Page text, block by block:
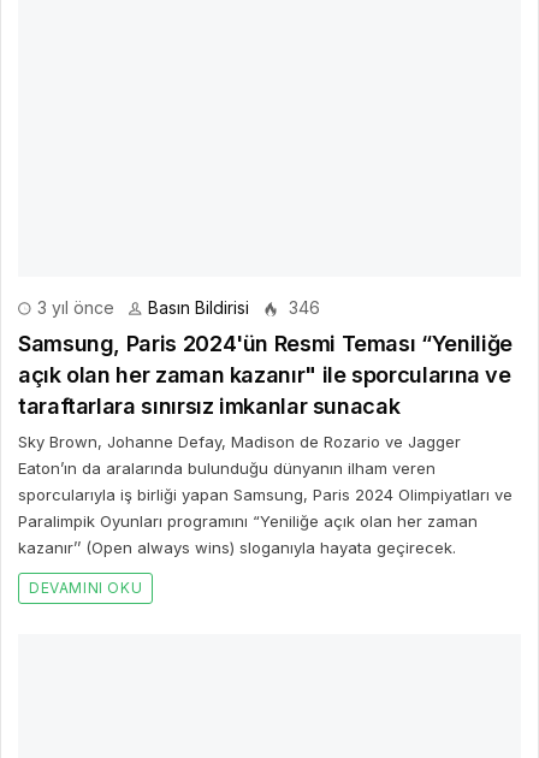
3 yıl önce Basın Bildirisi 346
Samsung, Paris 2024'ün Resmi Teması “Yeniliğe
açık olan her zaman kazanır" ile sporcularına ve
taraftarlara sınırsız imkanlar sunacak
Sky Brown, Johanne Defay, Madison de Rozario ve Jagger
Eaton’ın da aralarında bulunduğu dünyanın ilham veren
sporcularıyla iş birliği yapan Samsung, Paris 2024 Olimpiyatları ve
Paralimpik Oyunları programını “Yeniliğe açık olan her zaman
kazanır’’ (Open always wins) sloganıyla hayata geçirecek.
DEVAMINI OKU